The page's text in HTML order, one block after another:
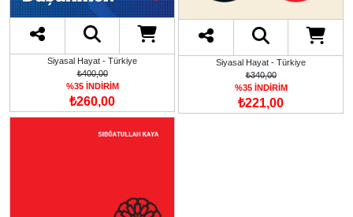
Siyasal Hayat - Türkiye
₺400,00
%35 İNDİRİM
₺260,00
Siyasal Hayat - Türkiye
₺340,00
%35 İNDİRİM
₺221,00